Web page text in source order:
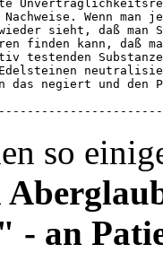
Wenn man
sieht, daß
finden kann, daß
testenden
das negiert und den
so
- an